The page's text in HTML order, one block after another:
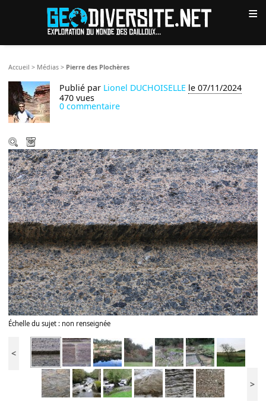
≡
Accueil > Médias > Pierre des Plochères
Publié par Lionel DUCHOISELLE le 07/11/2024
470 vues
0 commentaire
Échelle du sujet : non renseignée
<
>